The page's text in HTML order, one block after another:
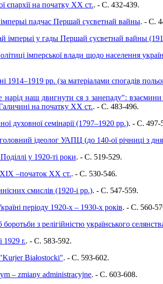
єпархії на початку ХХ ст.. - C. 432-439.
імперыі падчас Першай сусветнай вайны. - C.
імперыі у гады Першай сусветнай вайны
імперської влади щодо населення
рр. (за матеріалами спогадів
наш двигнути ся з занепаду": взаємини
на початку ХХ ст.. - C. 483-496.
духовної семінарії (1797–1920 рр.). - C. 497-
ідеолог УАПЦ (до 140-ої річниці з
у 1920-ті роки. - C. 519-529.
ХІХ –початок ХХ ст.. - C. 530-546.
смислів (1920-і рр.). - C. 547-559.
періоду 1920-х – 1930-х років. - C. 560-
боротьби з релігійністю українського
1929 r.. - C. 583-592.
Białostocki". - C. 593-602.
– zmiany administracyjne. - C. 603-608.